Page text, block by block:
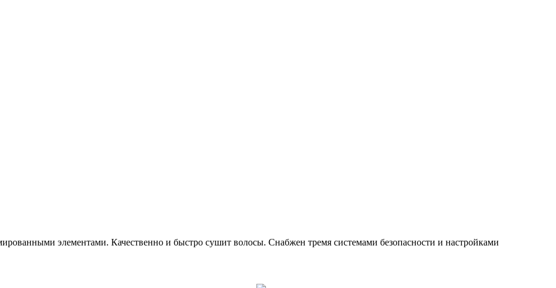
элементами. Качественно и быстро сушит волосы. Снабжен тремя системами безопасности и настройками